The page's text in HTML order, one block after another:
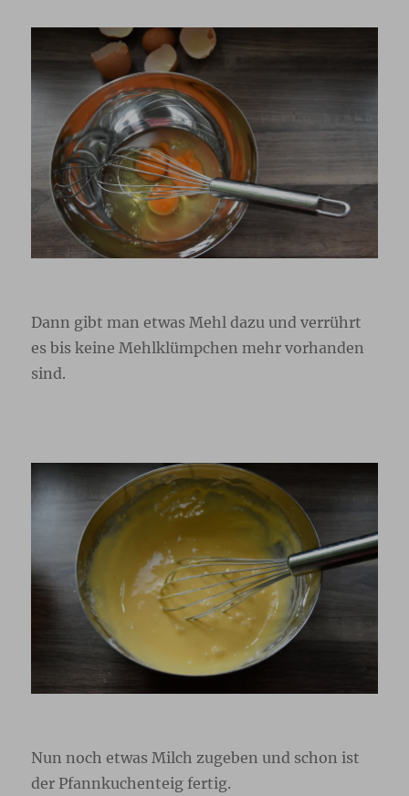
Dann gibt man etwas Mehl dazu und verrührt
es bis keine Mehlklümpchen mehr vorhanden
sind.
Nun noch etwas Milch zugeben und schon ist
der Pfannkuchenteig fertig.